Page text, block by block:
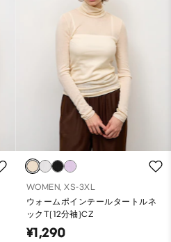
WOMEN, XS-3XL
ウォームポインテールタートルネ
ックT(12分袖)CZ
¥1,290